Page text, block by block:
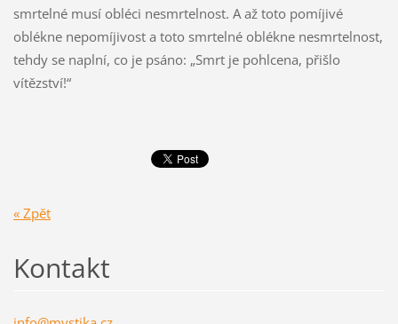
smrtelné musí obléci nesmrtelnost. A až toto pomíjivé
oblékne nepomíjivost a toto smrtelné oblékne nesmrtelnost,
tehdy se naplní, co je psáno: „Smrt je pohlcena, přišlo
vítězství!“
« Zpět
Kontakt